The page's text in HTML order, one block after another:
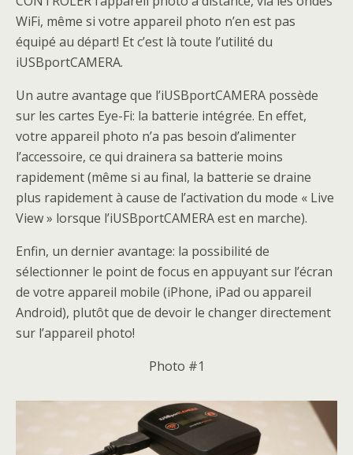
WiFi, même si votre appareil photo n’en est pas
équipé au départ! Et c’est là toute l’utilité du
iUSBportCAMERA.
Un autre avantage que l’iUSBportCAMERA possède
sur les cartes Eye-Fi: la batterie intégrée. En effet,
votre appareil photo n’a pas besoin d’alimenter
l’accessoire, ce qui drainera sa batterie moins
rapidement (même si au final, la batterie se draine
plus rapidement à cause de l’activation du mode « Live
View » lorsque l’iUSBportCAMERA est en marche).
Enfin, un dernier avantage: la possibilité de
sélectionner le point de focus en appuyant sur l’écran
de votre appareil mobile (iPhone, iPad ou appareil
Android), plutôt que de devoir le changer directement
sur l’appareil photo!
Photo #1